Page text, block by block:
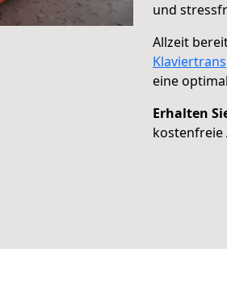
und
Allzeit
eine
Erhalten
kostenfreie